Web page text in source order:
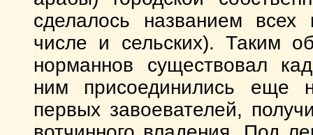
сделалось названием
числе и сельских). Таким
норманнов существовал
ним присоединились еще
первых завоевателей,